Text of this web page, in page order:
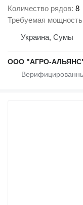
Количество рядов 8
Требуемая мощность
Украина, Сумы
ООО "АГРО-